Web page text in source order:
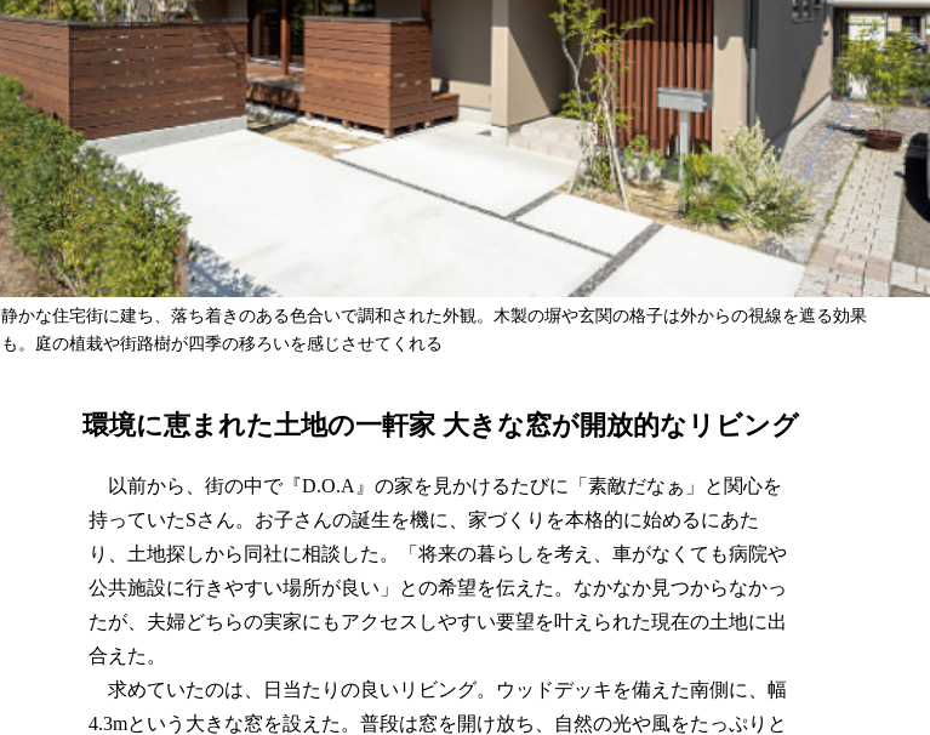
静かな住宅街に建ち、落ち着きのある色合いで調和された外観。木製の塀や玄関の格子は外からの視線を遮る効果
も。庭の植栽や街路樹が四季の移ろいを感じさせてくれる
環境に恵まれた土地の一軒家 大きな窓が開放的なリビング
以前から、街の中で『D.O.A』の家を見かけるたびに「素敵だなぁ」と関心を
持っていたSさん。お子さんの誕生を機に、家づくりを本格的に始めるにあた
り、土地探しから同社に相談した。「将来の暮らしを考え、車がなくても病院や
公共施設に行きやすい場所が良い」との希望を伝えた。なかなか見つからなかっ
たが、夫婦どちらの実家にもアクセスしやすい要望を叶えられた現在の土地に出
合えた。
求めていたのは、日当たりの良いリビング。ウッドデッキを備えた南側に、幅
4.3mという大きな窓を設えた。普段は窓を開け放ち、自然の光や風をたっぷりと